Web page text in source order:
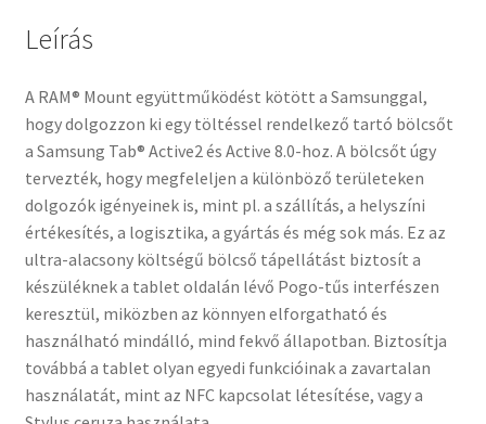
Leírás
A RAM® Mount együttműködést kötött a Samsunggal,
hogy dolgozzon ki egy töltéssel rendelkező tartó bölcsőt
a Samsung Tab® Active2 és Active 8.0-hoz. A bölcsőt úgy
tervezték, hogy megfeleljen a különböző területeken
dolgozók igényeinek is, mint pl. a szállítás, a helyszíni
értékesítés, a logisztika, a gyártás és még sok más. Ez az
ultra-alacsony költségű bölcső tápellátást biztosít a
készüléknek a tablet oldalán lévő Pogo-tűs interfészen
keresztül, miközben az könnyen elforgatható és
használható mindálló, mind fekvő állapotban. Biztosítja
továbbá a tablet olyan egyedi funkcióinak a zavartalan
használatát, mint az NFC kapcsolat létesítése, vagy a